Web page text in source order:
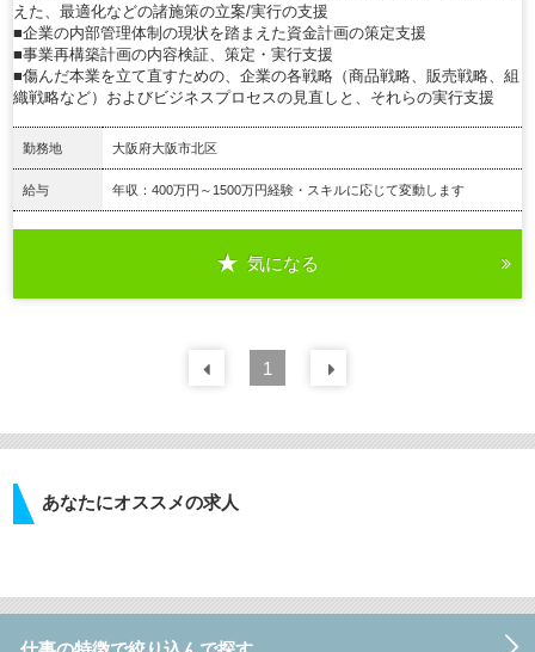
えた、最適化などの諸施策の立案/実行の支援
■企業の内部管理体制の現状を踏まえた資金計画の策定支援
■事業再構築計画の内容検証、策定・実行支援
■傷んだ本業を立て直すための、企業の各戦略（商品戦略、販売戦略、組
織戦略など）およびビジネスプロセスの見直しと、それらの実行支援
勤務地 大阪府大阪市北区
給与 年収：400万円～1500万円経験・スキルに応じて変動します
気になる
前の 件
1
あなたにオススメの求人